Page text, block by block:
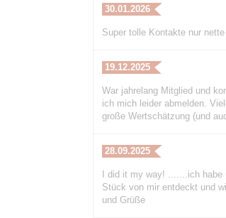
30.01.2026
Super tolle Kontakte nur
19.12.2025
War jahrelang Mitglied und
ich mich leider abmelden.
große Wertschätzung (und
28.09.2025
I did it my way! .......ich
Stück von mir entdeckt und
und Grüße